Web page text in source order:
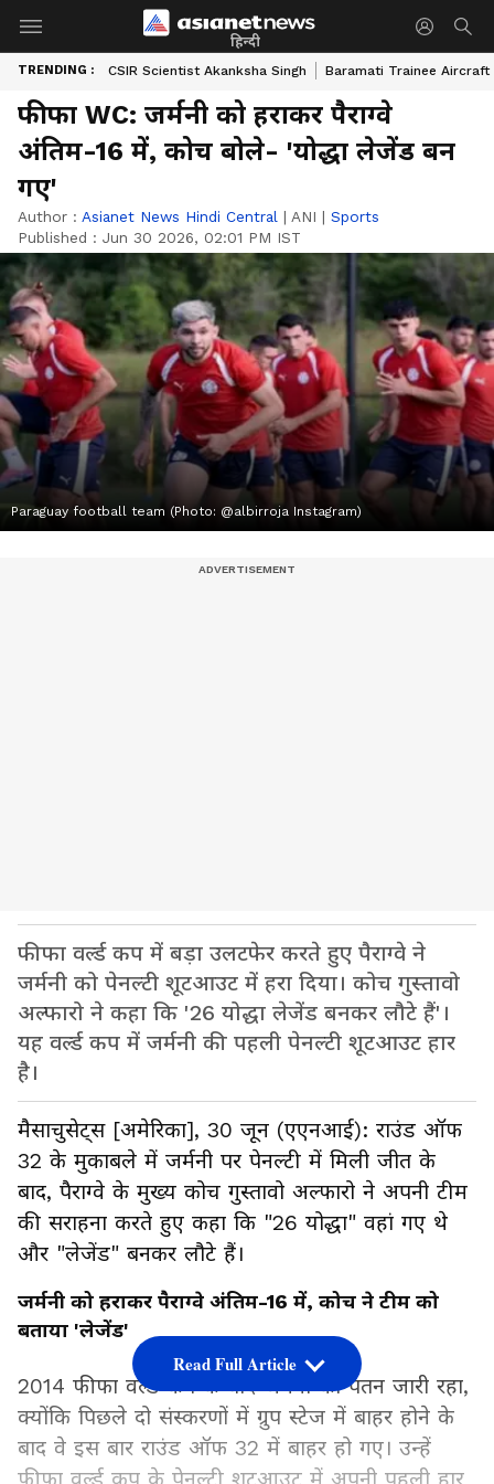
हिन्दी
TRENDING : CSIR Scientist Akanksha Singh Baramati Trainee Aircraft
फीफा WC: जर्मनी को हराकर पैराग्वे
अंतिम-16 में, कोच बोले- 'योद्धा लेजेंड बन
गए'
Author : Asianet News Hindi Central | ANI | Sports
Published : Jun 30 2026, 02:01 PM IST
Paraguay football team (Photo: @albirroja Instagram)
फीफा वर्ल्ड कप में बड़ा उलटफेर करते हुए पैराग्वे ने
जर्मनी को पेनल्टी शूटआउट में हरा दिया। कोच गुस्तावो
अल्फारो ने कहा कि '26 योद्धा लेजेंड बनकर लौटे हैं'।
यह वर्ल्ड कप में जर्मनी की पहली पेनल्टी शूटआउट हार
है।
जर्मनी को हराकर पैराग्वे अंतिम-16 में, कोच ने टीम को
बताया 'लेजेंड'
मैसाचुसेट्स [अमेरिका], 30 जून (एएनआई): राउंड ऑफ
32 के मुकाबले में जर्मनी पर पेनल्टी में मिली जीत के
बाद, पैराग्वे के मुख्य कोच गुस्तावो अल्फारो ने अपनी टीम
की सराहना करते हुए कहा कि "26 योद्धा" वहां गए थे
और "लेजेंड" बनकर लौटे हैं।
2014 फीफा वर्ल्ड कप के बाद जर्मनी का पतन जारी रहा,
क्योंकि पिछले दो संस्करणों में ग्रुप स्टेज में बाहर होने के
बाद वे इस बार राउंड ऑफ 32 में बाहर हो गए। उन्हें
Read Full Article